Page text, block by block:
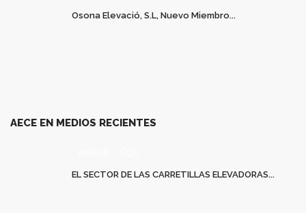
Osona Elevació, S.L, Nuevo Miembro...
AECE EN MEDIOS RECIENTES
EL SECTOR DE LAS CARRETILLAS ELEVADORAS...